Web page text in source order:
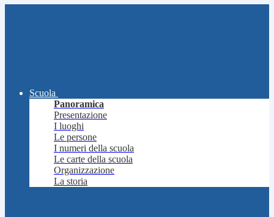
Scuola
Panoramica
Presentazione
I luoghi
Le persone
I numeri della scuola
Le carte della scuola
Organizzazione
La storia